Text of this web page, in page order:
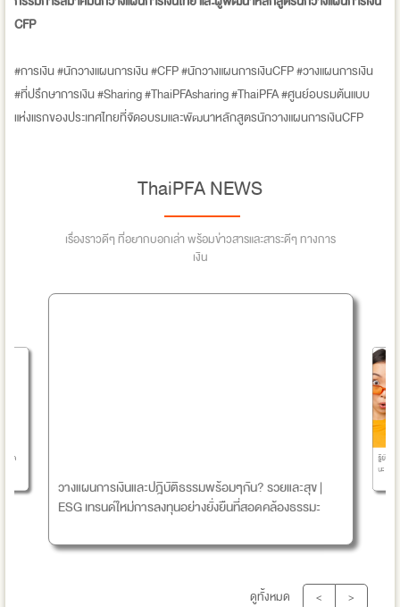
CFP
#การเงิน #นักวางแผนการเงิน #CFP #นักวางแผนการเงินCFP #วางแผนการเงิน
#ที่ปรึกษาการเงิน #Sharing #ThaiPFAsharing #ThaiPFA #ศูนย์อบรมต้นแบบ
แห่งแรกของประเทศไทยที่จัดอบรมและพัฒนาหลักสูตรนักวางแผนการเงินCFP
ThaiPFA NEWS
เรื่องราวดีๆ ที่อยากบอกเล่า พร้อมข่าวสารและสาระดีๆ ทางการ
เงิน
ยคิด
วางแผนการเงินและปฎิบัติธรรมพร้อมๆกัน? รวยและสุข |
ESG เทรนด์ใหม่การลงทุนอย่างยั่งยืนที่สอดคล้องธรรมะ
รู้ยังไม่
นะ
ดูทั้งหมด < >